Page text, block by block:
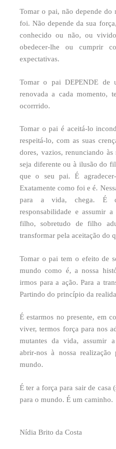
Tomar o pai, não depende do
foi. Não depende da sua
conhecido ou não, ou
obedecer-lhe ou cumprir
expectativas.
Tomar o pai DEPENDE de
renovada a cada momento,
ocorrrido.
Tomar o pai é aceitá-lo
respeitá-lo, com as suas
dores, vazios, renunciando às
seja diferente ou à ilusão do
que o seu pai. É
Exatamente como foi e é.
para a vida, chega. É
responsabilidade e assumir
filho, sobretudo de filho
transformar pela aceitação do
Tomar o pai tem o efeito de
mundo como é, a nossa
irmos para a ação. Para a
Partindo do princípio da
É estarmos no presente, em
viver, termos força para nos
mutantes da vida, assumir
abrir-nos à nossa
mundo.
É ter a força para sair de casa
para o mundo. É um caminho.
Nídia Brito da Costa